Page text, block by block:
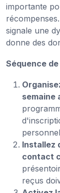
importante
signale une
donne des
Séquence
semaine
Installez
contact
reçus